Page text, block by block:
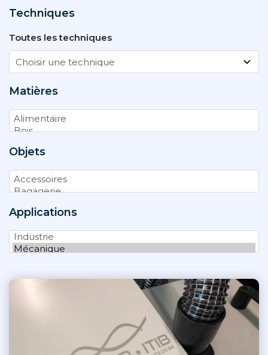
Techniques
Toutes les techniques
Matières
Objets
Applications